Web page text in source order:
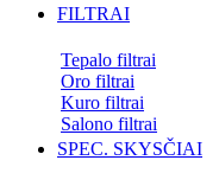
FILTRAI
Tepalo filtrai
Oro filtrai
Kuro filtrai
Salono filtrai
SPEC. SKYSČIAI